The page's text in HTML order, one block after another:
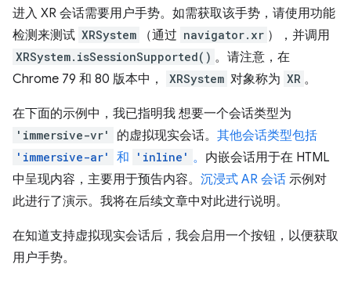
进入 XR 会话需要用户手势。如需获取该手势，请使用功能
检测来测试 XRSystem （通过 navigator.xr ），并调用
XRSystem.isSessionSupported() 。请注意，在
Chrome 79 和 80 版本中，
XRSystem 对象称为 XR 。
在下面的示例中，我已指明我 想要一个会话类型为
'immersive-vr' 的虚拟现实会话。 其他会话类型包括
'immersive-ar' 和 'inline' 。 内嵌会话用于在 HTML
中呈现内容，主要用于预告内容。 沉浸式 AR 会话 示例对
此进行了演示。我将在后续文章中对此进行说明。
在知道支持虚拟现实会话后，我会启用一个按钮，以便获取
用户手势。